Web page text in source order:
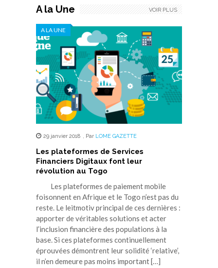
A la Une
A LA UNE
29 janvier 2018 , Par LOME GAZETTE
Les plateformes de Services
Financiers Digitaux font leur
révolution au Togo
Les plateformes de paiement mobile
foisonnent en Afrique et le Togo n’est pas du
reste. Le leitmotiv principal de ces dernières :
apporter de véritables solutions et acter
l’inclusion financière des populations à la
base. Si ces plateformes continuellement
éprouvées démontrent leur solidité ‘relative’,
il n’en demeure pas moins important […]
VOIR PLUS